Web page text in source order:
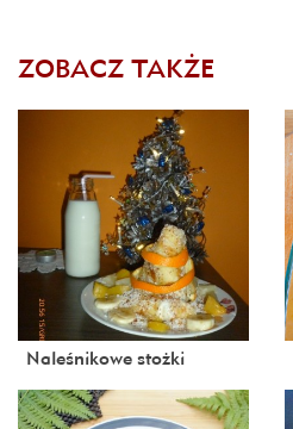
ZOBACZ TAKŻE
Naleśnikowe stożki